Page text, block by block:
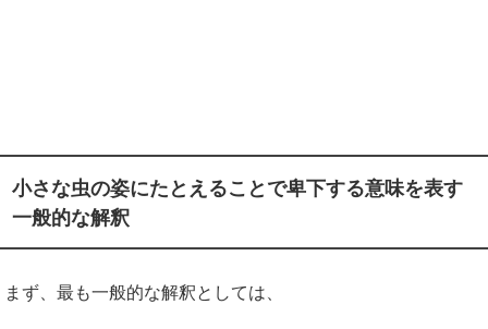
小さな虫の姿にたとえることで卑下する意味を表す
一般的な解釈
まず、最も一般的な解釈としては、